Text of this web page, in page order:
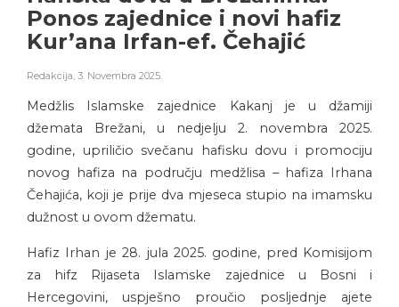
Ponos zajednice i novi hafiz
Kur’ana Irfan-ef. Čehajić
Redakcija, 3. Novembra 2025.
Medžlis Islamske zajednice Kakanj je u džamiji
džemata Brežani, u nedjelju 2. novembra 2025.
godine, upriličio svečanu hafisku dovu i promociju
novog hafiza na području medžlisa – hafiza Irhana
Čehajića, koji je prije dva mjeseca stupio na imamsku
dužnost u ovom džematu.
Hafiz Irhan je 28. jula 2025. godine, pred Komisijom
za hifz Rijaseta Islamske zajednice u Bosni i
Hercegovini, uspješno proučio posljednje ajete